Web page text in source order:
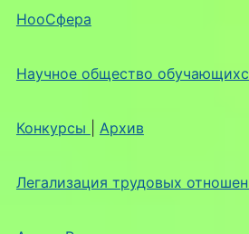
НооСфера
Научное общество
Конкурсы Архив
Легализация трудовых